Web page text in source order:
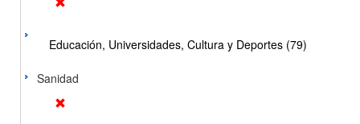
Educación, Universidades, Cultura y Deportes (79)
Sanidad